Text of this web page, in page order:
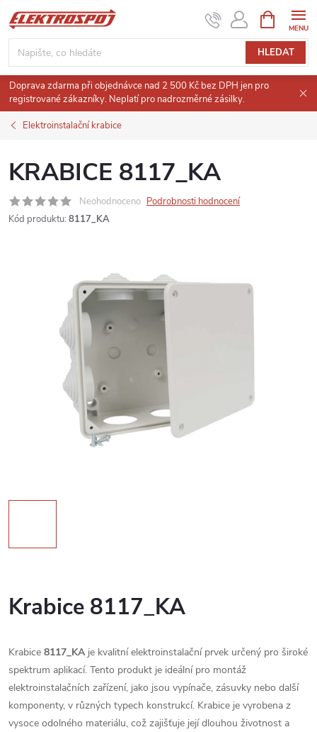
Přejít
na
obsah
HLEDAT
NÁKUPNÍ
KOŠÍK
Doprava zdarma při objednávce nad 2 500 Kč bez DPH jen pro
registrované zákazníky. Neplatí pro nadrozměrné zásilky.
Elektroinstalační krabice
KRABICE 8117_KA
Neohodnoceno Podrobnosti hodnocení
Kód produktu: 8117_KA
Krabice 8117_KA
Krabice 8117_KAje kvalitní elektroinstalační prvek určený pro široké
spektrum aplikací. Tento produkt je ideální pro montáž
elektroinstalačních zařízení, jako jsou vypínače, zásuvky nebo další
komponenty, v různých typech konstrukcí. Krabice je vyrobena z
vysoce odolného materiálu, což zajišťuje její dlouhou životnost a